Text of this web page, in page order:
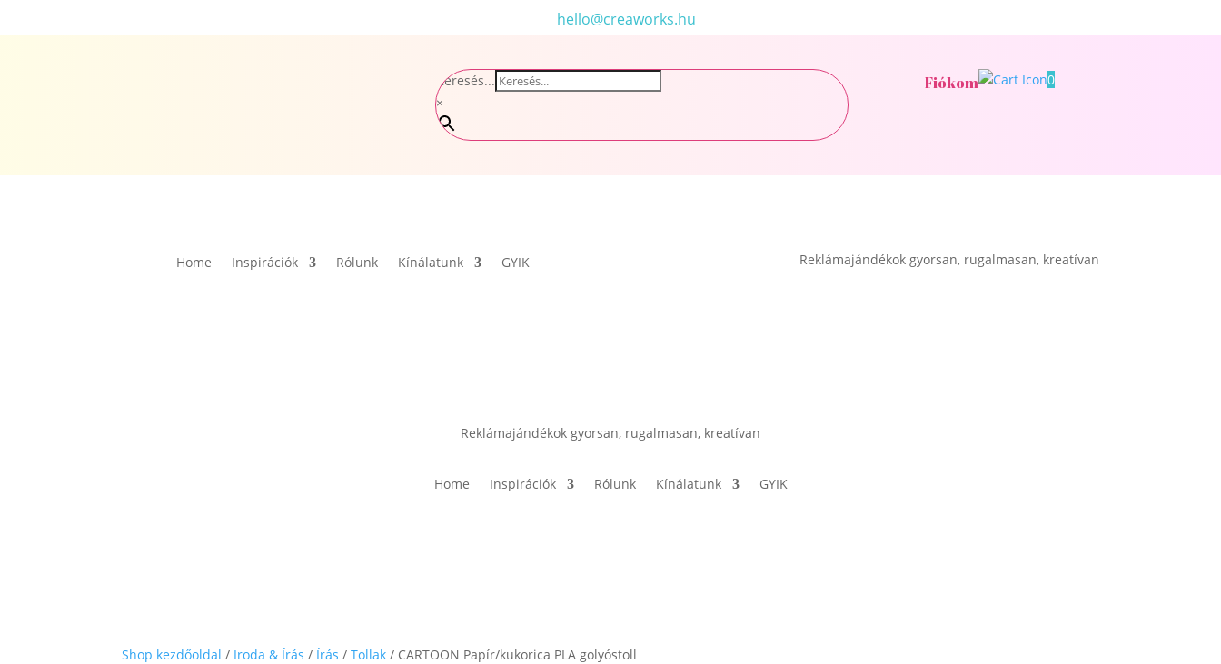
hello@creaworks.hu
Keresés...
×
Fiókom 0
Home Inspirációk Rólunk Kínálatunk GYIK Reklámajándékok gyorsan, rugalmasan, kreatívan
Reklámajándékok gyorsan, rugalmasan, kreatívan
Home Inspirációk Rólunk Kínálatunk GYIK
Shop kezdőoldal / Iroda & Írás / Írás /Tollak / CARTOON Papír/kukorica PLA golyóstoll